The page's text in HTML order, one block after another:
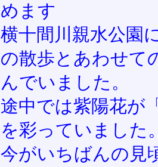
めます
横十間川親水公園
の散歩とあわせて
んでいました。
途中では紫陽花が
を彩っていました
今がいちばんの見